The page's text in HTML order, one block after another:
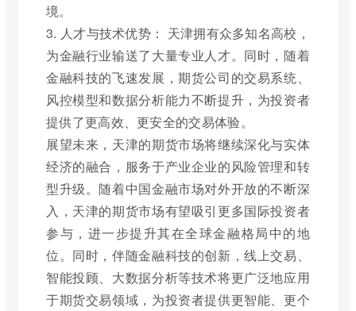
境。
3. 人才与技术优势： 天津拥有众多知名高校，
为金融行业输送了大量专业人才。同时，随着
金融科技的飞速发展，期货公司的交易系统、
风控模型和数据分析能力不断提升，为投资者
提供了更高效、更安全的交易体验。
展望未来，天津的期货市场将继续深化与实体
经济的融合，服务于产业企业的风险管理和转
型升级。随着中国金融市场对外开放的不断深
入，天津的期货市场有望吸引更多国际投资者
参与，进一步提升其在全球金融格局中的地
位。同时，伴随金融科技的创新，线上交易、
智能投顾、大数据分析等技术将更广泛地应用
于期货交易领域，为投资者提供更智能、更个